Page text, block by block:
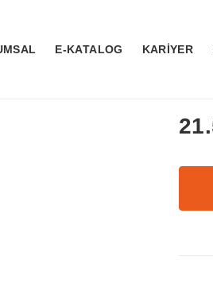
E-KATALOG KARİYER